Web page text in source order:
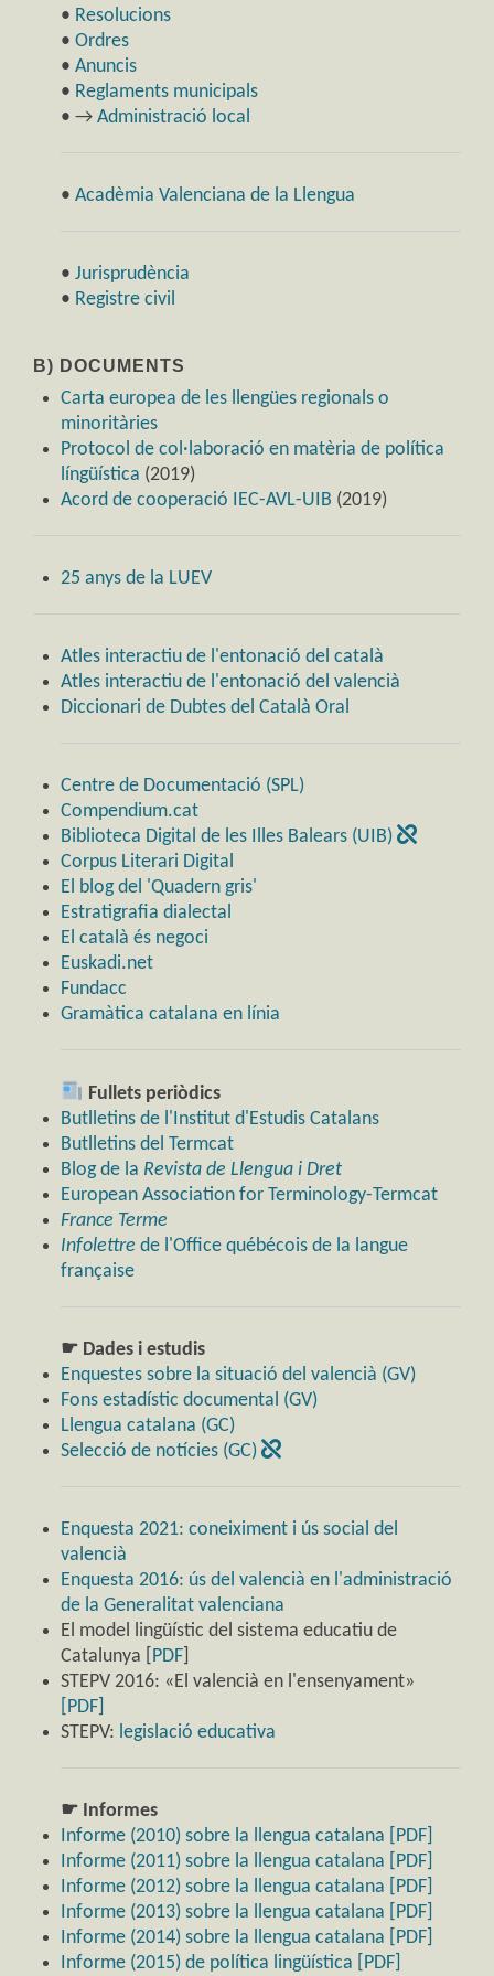
• Resolucions
• Ordres
• Anuncis
• Reglaments municipals
• → Administració local
• Acadèmia Valenciana de la Llengua
• Jurisprudència
• Registre civil
B) DOCUMENTS
Carta europea de les llengües regionals o
minoritàries
Protocol de col·laboració en matèria de política
língüística (2019)
Acord de cooperació IEC-AVL-UIB (2019)
25 anys de la LUEV
Atles interactiu de l'entonació del català
Atles interactiu de l'entonació del valencià
Diccionari de Dubtes del Català Oral
Centre de Documentació (SPL)
Compendium.cat
Biblioteca Digital de les Illes Balears (UIB)
Corpus Literari Digital
El blog del 'Quadern gris'
Estratigrafia dialectal
El català és negoci
Euskadi.net
Fundacc
Gramàtica catalana en línia
Fullets periòdics
Butlletins de l'Institut d'Estudis Catalans
Butlletins del Termcat
Blog de la Revista de Llengua i Dret
European Association for Terminology-Termcat
France Terme
Infolettre de l'Office québécois de la langue
française
☛ Dades i estudis
Enquestes sobre la situació del valencià (GV)
Fons estadístic documental (GV)
Llengua catalana (GC)
Selecció de notícies (GC)
Enquesta 2021: coneiximent i ús social del
valencià
Enquesta 2016: ús del valencià en l'administració
de la Generalitat valenciana
El model lingüístic del sistema educatiu de
Catalunya [
PDF
STEPV 2016: «El valencià en l'ensenyament»
[PDF]
STEPV: legislació educativa
☛ Informes
Informe (2010) sobre la llengua catalana [PDF]
Informe (2011) sobre la llengua catalana [PDF]
Informe (2012) sobre la llengua catalana [PDF]
Informe (2013) sobre la llengua catalana [PDF]
Informe (2014) sobre la llengua catalana [PDF]
Informe (2015) de política lingüística [PDF]